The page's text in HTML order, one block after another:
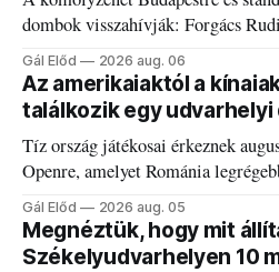
dombok visszahívják: Forgács
és határokról.
Gál Előd 2026 aug. 06
Az amerikaiaktól a
találkozik egy udvarhelyi
Tíz ország játékosai érkeznek
Openre, amelyet Románia
discgolfpályáján rendeznek meg.
Gál Előd 2026 aug. 05
Megnéztük, hogy mit
Székelyudvarhelyen 10